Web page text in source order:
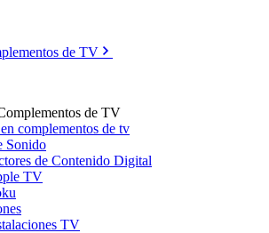
de TV
de TV
complementos de tv
Sonido
de Contenido Digital
TV
TV